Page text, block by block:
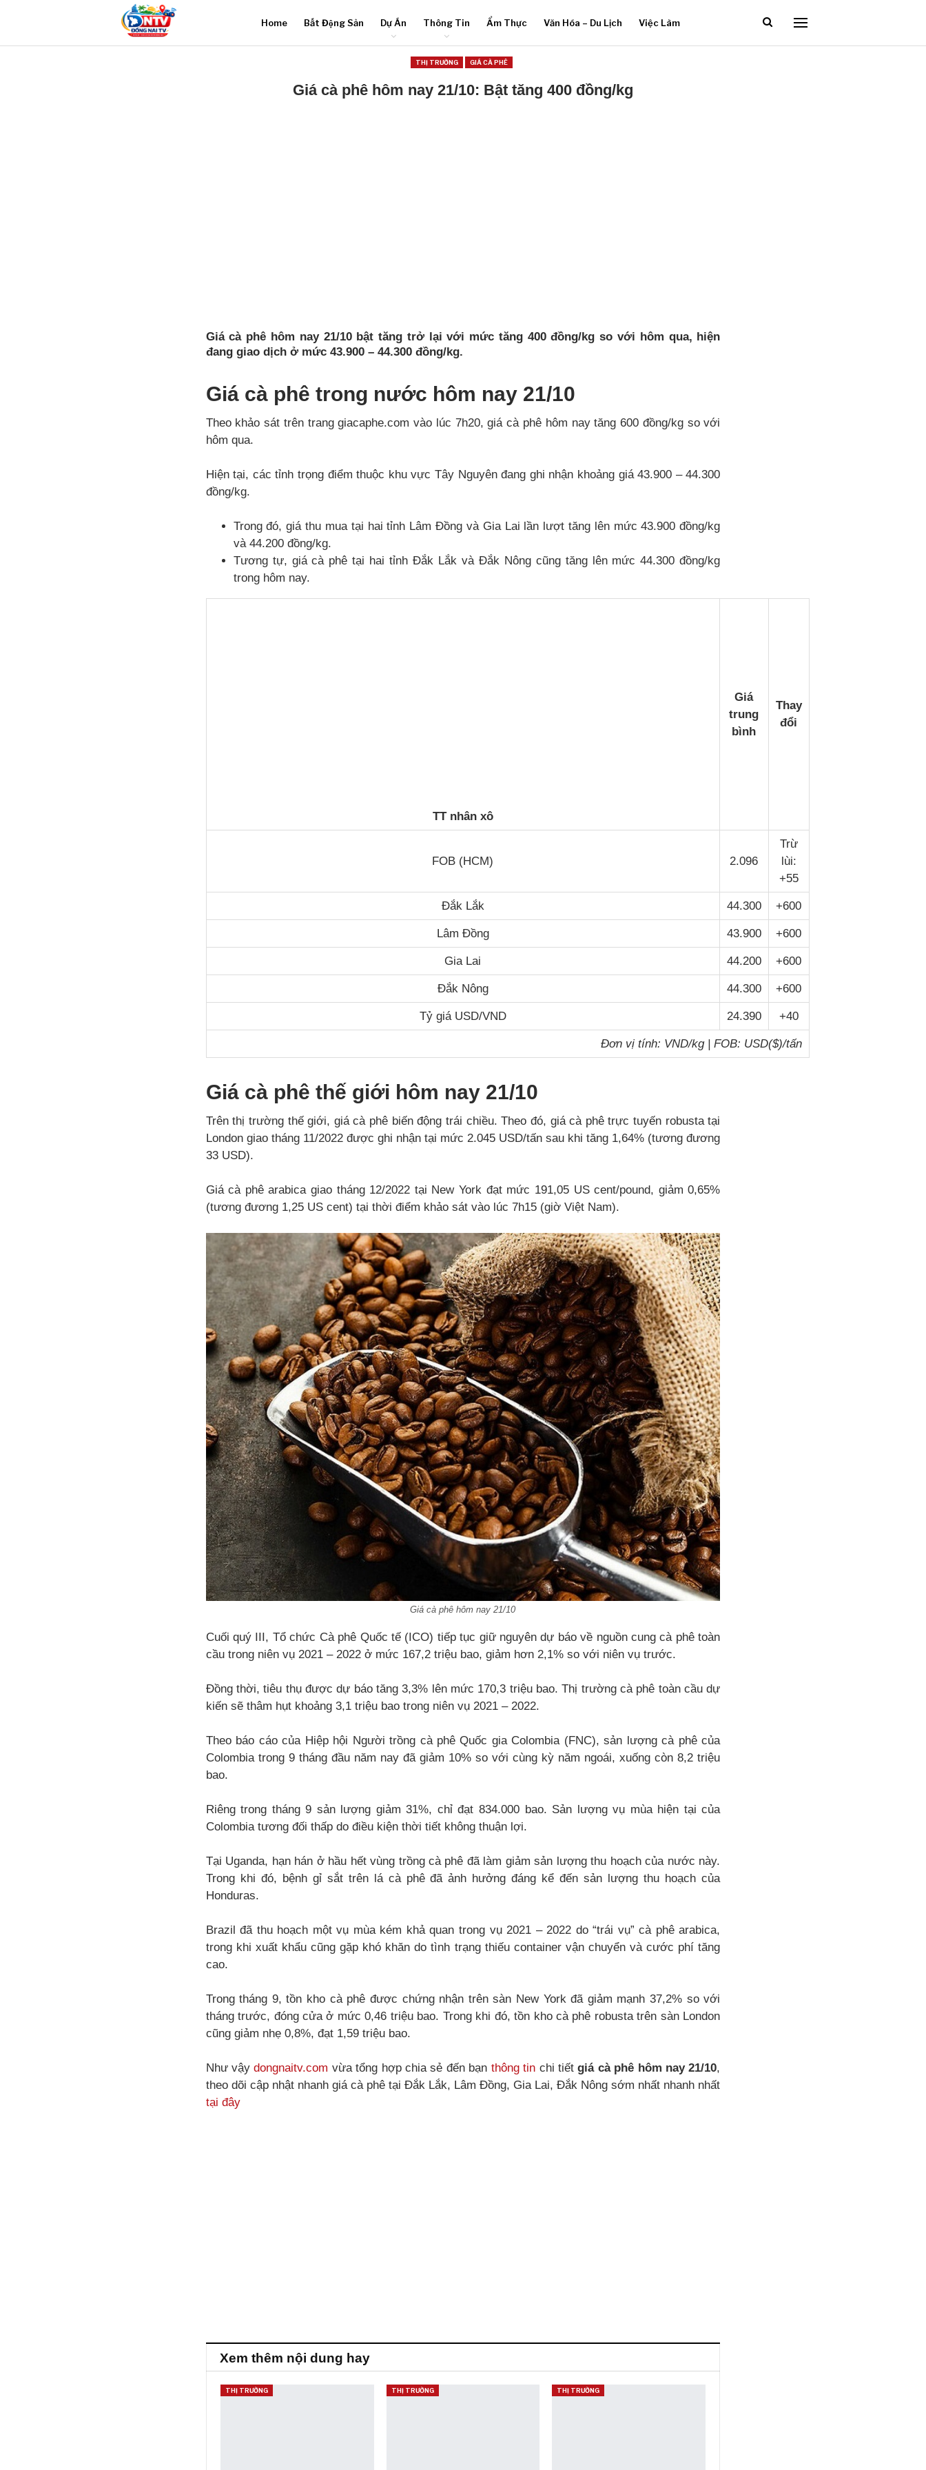
Home Bất Động Sản Dự Án Thông Tin Ẩm Thực Văn Hóa – Du Lịch Việc Làm
THỊ TRƯỜNG GIÁ CÀ PHÊ
Giá cà phê hôm nay 21/10: Bật tăng 400 đồng/kg
Giá cà phê hôm nay 21/10 bật tăng trở lại với mức tăng 400 đồng/kg so với hôm qua, hiện
đang giao dịch ở mức 43.900 – 44.300 đồng/kg.
Giá cà phê trong nước hôm nay 21/10
Theo khảo sát trên trang giacaphe.com vào lúc 7h20, giá cà phê hôm nay tăng 600 đồng/kg so với
hôm qua.
Hiện tại, các tỉnh trọng điểm thuộc khu vực Tây Nguyên đang ghi nhận khoảng giá 43.900 – 44.300
đồng/kg.
Trong đó, giá thu mua tại hai tỉnh Lâm Đồng và Gia Lai lần lượt tăng lên mức 43.900 đồng/kg
và 44.200 đồng/kg.
Tương tự, giá cà phê tại hai tỉnh Đắk Lắk và Đắk Nông cũng tăng lên mức 44.300 đồng/kg
trong hôm nay.
TT nhân xô
Giá
trung
bình
Thay
đổi
FOB (HCM) 2.096
Trừ
lùi:
+55
Đắk Lắk 44.300 +600
Lâm Đồng 43.900 +600
Gia Lai 44.200 +600
Đắk Nông 44.300 +600
Tỷ giá USD/VND 24.390 +40
Đơn vị tính: VND/kg | FOB: USD($)/tấn
Giá cà phê thế giới hôm nay 21/10
Trên thị trường thế giới, giá cà phê biến động trái chiều. Theo đó, giá cà phê trực tuyến robusta tại
London giao tháng 11/2022 được ghi nhận tại mức 2.045 USD/tấn sau khi tăng 1,64% (tương đương
33 USD).
Giá cà phê arabica giao tháng 12/2022 tại New York đạt mức 191,05 US cent/pound, giảm 0,65%
(tương đương 1,25 US cent) tại thời điểm khảo sát vào lúc 7h15 (giờ Việt Nam).
Giá cà phê hôm nay 21/10
Cuối quý III, Tổ chức Cà phê Quốc tế (ICO) tiếp tục giữ nguyên dự báo về nguồn cung cà phê toàn
cầu trong niên vụ 2021 – 2022 ở mức 167,2 triệu bao, giảm hơn 2,1% so với niên vụ trước.
Đồng thời, tiêu thụ được dự báo tăng 3,3% lên mức 170,3 triệu bao. Thị trường cà phê toàn cầu dự
kiến sẽ thâm hụt khoảng 3,1 triệu bao trong niên vụ 2021 – 2022.
Theo báo cáo của Hiệp hội Người trồng cà phê Quốc gia Colombia (FNC), sản lượng cà phê của
Colombia trong 9 tháng đầu năm nay đã giảm 10% so với cùng kỳ năm ngoái, xuống còn 8,2 triệu
bao.
Riêng trong tháng 9 sản lượng giảm 31%, chỉ đạt 834.000 bao. Sản lượng vụ mùa hiện tại của
Colombia tương đối thấp do điều kiện thời tiết không thuận lợi.
Tại Uganda, hạn hán ở hầu hết vùng trồng cà phê đã làm giảm sản lượng thu hoạch của nước này.
Trong khi đó, bệnh gỉ sắt trên lá cà phê đã ảnh hưởng đáng kể đến sản lượng thu hoạch của
Honduras.
Brazil đã thu hoạch một vụ mùa kém khả quan trong vụ 2021 – 2022 do “trái vụ” cà phê arabica,
trong khi xuất khẩu cũng gặp khó khăn do tình trạng thiếu container vận chuyển và cước phí tăng
cao.
Trong tháng 9, tồn kho cà phê được chứng nhận trên sàn New York đã giảm mạnh 37,2% so với
tháng trước, đóng cửa ở mức 0,46 triệu bao. Trong khi đó, tồn kho cà phê robusta trên sàn London
cũng giảm nhẹ 0,8%, đạt 1,59 triệu bao.
Như vậydongnaitv.com vừa tổng hợp chia sẻ đến bạn thông tin chi tiếtgiá cà phê hôm nay 21/10,
theo dõi cập nhật nhanh giá cà phê tại Đắk Lắk, Lâm Đồng, Gia Lai, Đắk Nông sớm nhất nhanh nhất
tại đây
Xem thêm nội dung hay
THỊ TRƯỜNG THỊ TRƯỜNG THỊ TRƯỜNG